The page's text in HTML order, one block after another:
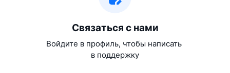
Связаться с нами
Войдите в профиль, чтобы написать
в поддержку